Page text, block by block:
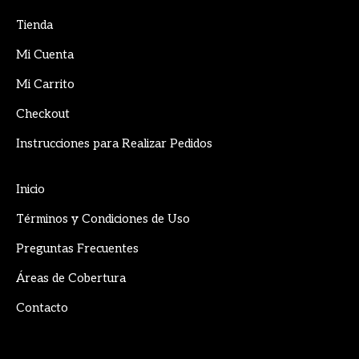
opens
in
window
opens
in
window
Tienda
Mi Cuenta
Mi Carrito
Checkout
Instrucciones para Realizar Pedidos
Inicio
Términos y Condiciones de Uso
Preguntas Frecuentes
Áreas de Cobertura
Contacto